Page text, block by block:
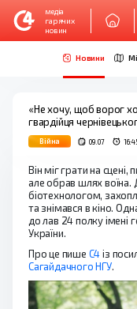
медіа
гарячих
новин
Новини
«Не хочу, щоб ворог
гвардійця
Війна 09.07
Він міг грати на
але обрав шлях воїна.
біотехнологом,
та знімався в кіно.
до лав 24 полку імені
України.
Про це пише С4із
Сагайдачного НГУ.